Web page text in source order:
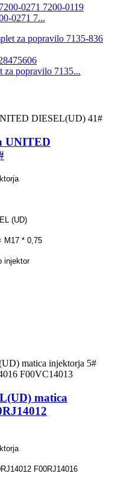
0271 7...
za popravilo 7135...
UNITED
(UD)
M17 * 0,75
injektor
matica
F00RJ14016